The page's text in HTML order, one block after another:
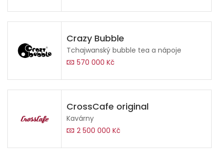
Crazy Bubble
Tchajwanský bubble tea a nápoje
570 000 Kč
CrossCafe original
Kavárny
2 500 000 Kč